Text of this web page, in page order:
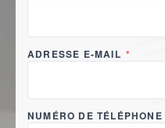
ADRESSE E-MAIL *
NUMÉRO DE TÉLÉPHONE